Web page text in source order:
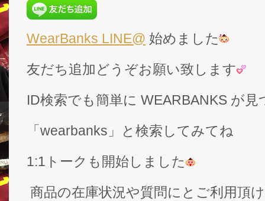
WearBanks LINE@ 始めました
友だち追加どうぞお願い致します
ID検索でも簡単に WEARBANKS が
「wearbanks」と検索してみてね
1:1トークも開始しました
商品の在庫状況や質問にとご利用頂